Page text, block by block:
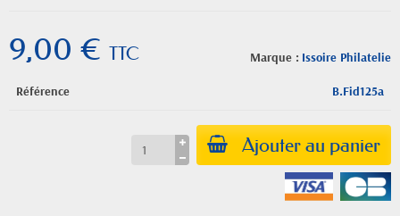
Marque : Issoire Philatelie
9,00 € TTC
Référence B.Fid125a
Ajouter au panier